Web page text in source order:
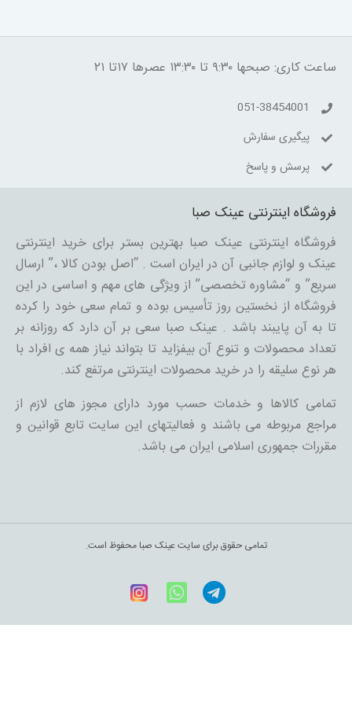
ساعت کاری: صبحها ۹:۳۰ تا ۱۳:۳۰ عصرها ۱۷تا ۲۱
051-38454001
پیگیری سفارش
پرسش و پاسخ
فروشگاه اینترنتی عینک صبا
فروشگاه اینترنتی عینک صبا بهترین بستر برای خرید اینترنتی
عینک و لوازم جانبی آن در ایران است . “اصل بودن کالا ،” ارسال
سریع” و “مشاوره تخصصی” از ویژگی های مهم و اساسی در این
فروشگاه از نخستین روز تأسیس بوده و تمام سعی خود را کرده
تا به آن پایبند باشد . عینک صبا سعی بر آن دارد که روزانه بر
تعداد محصولات و تنوع آن بیفزاید تا بتواند نیاز همه ی افراد با
هر نوع سلیقه را در خرید محصولات اینترنتی مرتفع کند.
تمامی کالاها و خدمات حسب مورد دارای مجوز های لازم از
مراجع مربوطه می باشند و فعالیتهای این سایت تابع قوانین و
مقررات جمهوری اسلامی ایران می باشد.
تمامی حقوق برای سایت عینک صبا محفوظ است.
Telegram
WhatsApp
اینستاگرام